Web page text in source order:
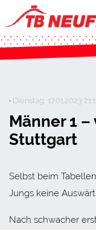
· Dienstag, 17.01.2023
Männer 1
Stuttgart
Selbst beim
Jungs keine
Nach schwacher